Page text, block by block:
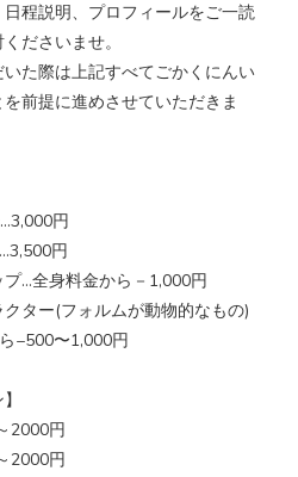
程説明、プロフィールをご一読
ださいませ。
た際は上記すべてごかくにんい
前提に進めさせていただきま
円
円
プ…全身料金から－1,000円
クター(フォルムが動物的なもの)
−500〜1,000円
2000円
2000円